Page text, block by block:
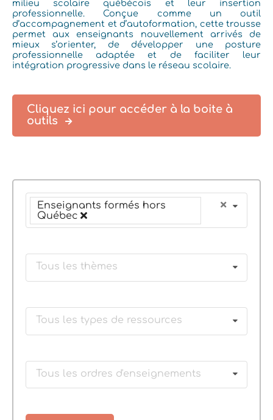
milieu scolaire québécois et leur insertion
professionnelle. Conçue comme un outil
d’accompagnement et d’autoformation, cette trousse
permet aux enseignants nouvellement arrivés de
mieux s’orienter, de développer une posture
professionnelle adaptée et de faciliter leur
intégration progressive dans le réseau scolaire.
Cliquez ici pour accéder à la boite à
outils
Enseignants formés hors
Québec
Tous les thèmes
Tous les types de ressources
Tous les ordres d'enseignements